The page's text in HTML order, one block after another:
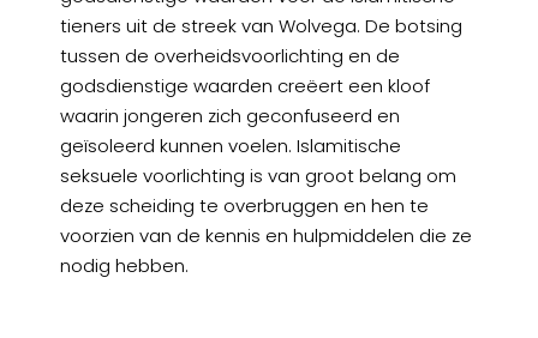
tieners uit de streek van Wolvega. De botsing
tussen de overheidsvoorlichting en de
godsdienstige waarden creëert een kloof
waarin jongeren zich geconfuseerd en
geïsoleerd kunnen voelen. Islamitische
seksuele voorlichting is van groot belang om
deze scheiding te overbruggen en hen te
voorzien van de kennis en hulpmiddelen die ze
nodig hebben.